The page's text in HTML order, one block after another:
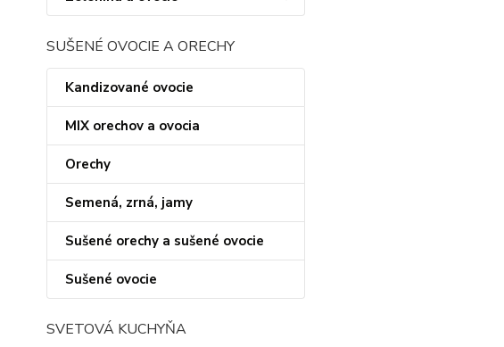
SUŠENÉ OVOCIE A ORECHY
Kandizované ovocie
MIX orechov a ovocia
Orechy
Semená, zrná, jamy
Sušené orechy a sušené ovocie
Sušené ovocie
SVETOVÁ KUCHYŇA